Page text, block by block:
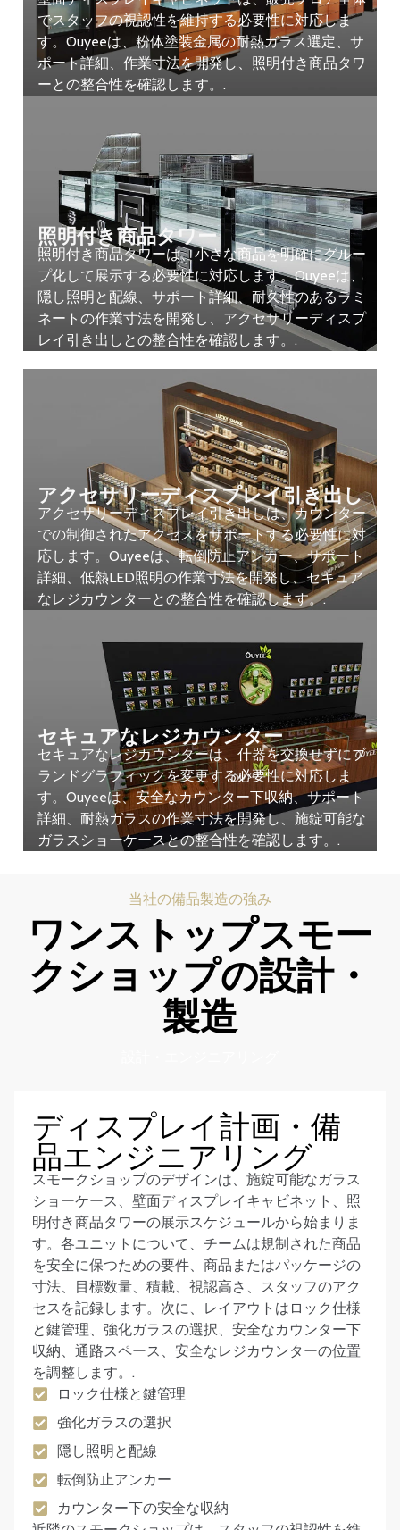
でスタッフの視認性を維持する必要性に対応しま
す。Ouyeeは、粉体塗装金属の耐熱ガラス選定、サ
ポート詳細、作業寸法を開発し、照明付き商品タワ
ーとの整合性を確認します。.
照明付き商品タワー
照明付き商品タワーは、小さな商品を明確にグルー
プ化して展示する必要性に対応します。Ouyeeは、
隠し照明と配線、サポート詳細、耐久性のあるラミ
ネートの作業寸法を開発し、アクセサリーディスプ
レイ引き出しとの整合性を確認します。.
アクセサリーディスプレイ引き出し
アクセサリーディスプレイ引き出しは、カウンター
での制御されたアクセスをサポートする必要性に対
応します。Ouyeeは、転倒防止アンカー、サポート
詳細、低熱LED照明の作業寸法を開発し、セキュア
なレジカウンターとの整合性を確認します。.
セキュアなレジカウンター
セキュアなレジカウンターは、什器を交換せずにブ
ランドグラフィックを変更する必要性に対応しま
す。Ouyeeは、安全なカウンター下収納、サポート
詳細、耐熱ガラスの作業寸法を開発し、施錠可能な
ガラスショーケースとの整合性を確認します。.
当社の備品製造の強み
ワンストップスモー
クショップの設計・
製造
ディスプレイ計画・備
品エンジニアリング
スモークショップのデザインは、施錠可能なガラス
ショーケース、壁面ディスプレイキャビネット、照
明付き商品タワーの展示スケジュールから始まりま
す。各ユニットについて、チームは規制された商品
を安全に保つための要件、商品またはパッケージの
寸法、目標数量、積載、視認高さ、スタッフのアク
セスを記録します。次に、レイアウトはロック仕様
と鍵管理、強化ガラスの選択、安全なカウンター下
収納、通路スペース、安全なレジカウンターの位置
を調整します。.
ロック仕様と鍵管理
強化ガラスの選択
隠し照明と配線
転倒防止アンカー
カウンター下の安全な収納